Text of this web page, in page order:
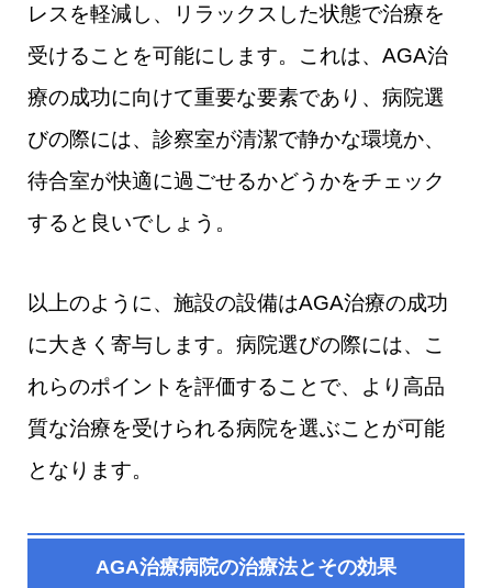
レスを軽減し、リラックスした状態で治療を
受けることを可能にします。これは、AGA治
療の成功に向けて重要な要素であり、病院選
びの際には、診察室が清潔で静かな環境か、
待合室が快適に過ごせるかどうかをチェック
すると良いでしょう。
以上のように、施設の設備はAGA治療の成功
に大きく寄与します。病院選びの際には、こ
れらのポイントを評価することで、より高品
質な治療を受けられる病院を選ぶことが可能
となります。
AGA治療病院の治療法とその効果